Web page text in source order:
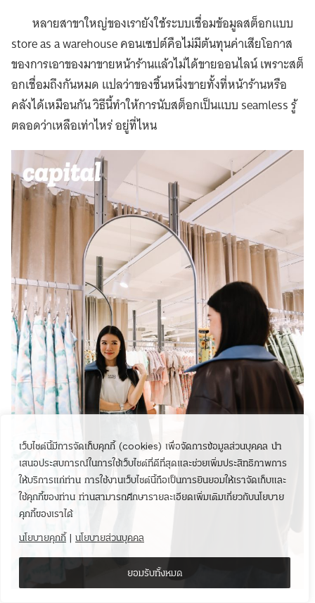
เว็บไซต์นี้มีการจัดเก็บคุกกี้ (cookies) เพื่อจัดการข้อมูลส่วนบุคคล นำ
เสนอประสบการณ์ในการใช้เว็บไซต์ที่ดีที่สุดและช่วยเพิ่มประสิทธิภาพการ
ให้บริการแก่ท่าน การใช้งานเว็บไซต์นี้ถือเป็นการยินยอมให้เราจัดเก็บและ
ใช้คุกกี้ของท่าน ท่านสามารถศึกษารายละเอียดเพิ่มเติมเกี่ยวกับนโยบาย
คุกกี้ของเราได้
นโยบายคุกกี้ | นโยบายส่วนบุคคล
ยอมรับทั้งหมด
หลายสาขาใหญ่ของเรายังใช้ระบบเชื่อมข้อมูลสต็อกแบบ
store as a warehouse คอนเซปต์คือไม่มีต้นทุนค่าเสียโอกาส
ของการเอาของมาขายหน้าร้านแล้วไม่ได้ขายออนไลน์ เพราะสต็
อกเชื่อมถึงกันหมด แปลว่าของชิ้นหนึ่งขายทั้งที่หน้าร้านหรือ
คลังได้เหมือนกัน วิธีนี้ทำให้การนับสต็อกเป็นแบบ seamless รู้
ตลอดว่าเหลือเท่าไหร่ อยู่ที่ไหน